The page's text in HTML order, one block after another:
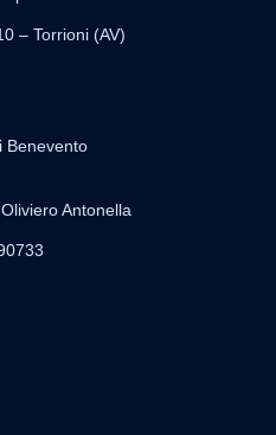
– Torrioni (AV)
Benevento
Antonella